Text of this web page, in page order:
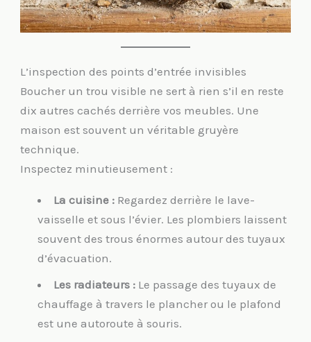
L’inspection des points d’entrée invisibles
Boucher un trou visible ne sert à rien s’il en reste
dix autres cachés derrière vos meubles. Une
maison est souvent un véritable gruyère
technique.
Inspectez minutieusement :
La cuisine : Regardez derrière le lave-
vaisselle et sous l’évier. Les plombiers laissent
souvent des trous énormes autour des tuyaux
d’évacuation.
Les radiateurs : Le passage des tuyaux de
chauffage à travers le plancher ou le plafond
est une autoroute à souris.